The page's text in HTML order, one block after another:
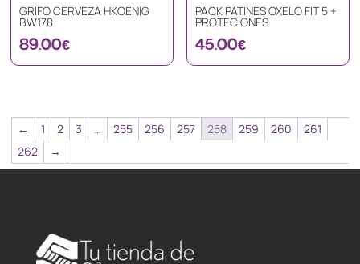
GRIFO CERVEZA HKOENIG
BW178
89.00€
PACK PATINES OXELO FIT 5 +
PROTECIONES
45.00€
← 1 2 3 … 255 256 257 258 259 260
261
262
→